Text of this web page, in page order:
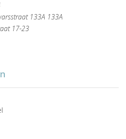
133A 133A
17-23